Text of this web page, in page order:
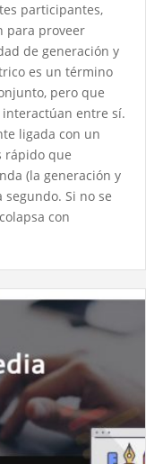
participantes,
para proveer
de generación y
es un término
pero que
entre sí.
ligada con un
rápido que
(la generación y
Si no se
con